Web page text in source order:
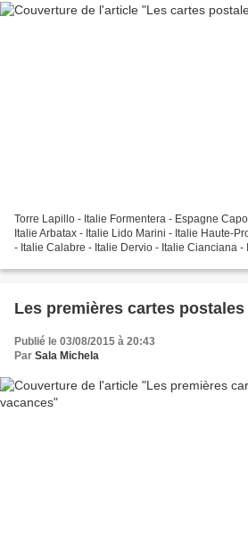
Torre Lapillo - Italie Formentera - Espagne
Italie Arbatax - Italie Lido Marini - Italie Haute-
- Italie Calabre - Italie Dervio - Italie Cianciana -
Les premières cartes
Publié le 03/08/2015 à 20:43
Par Sala Michela